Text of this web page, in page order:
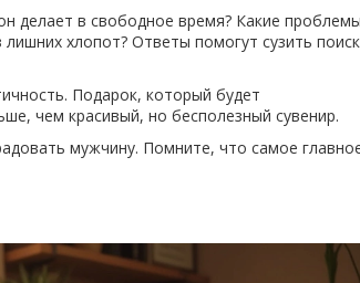
делает в свободное время? Какие
хлопот? Ответы помогут сузить поиск
Подарок, который будет
чем красивый, но бесполезный сувенир.
мужчину. Помните, что самое